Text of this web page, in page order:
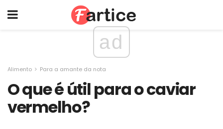
ad
Alimento Para a amante da nota
O que é útil para o caviar
vermelho?